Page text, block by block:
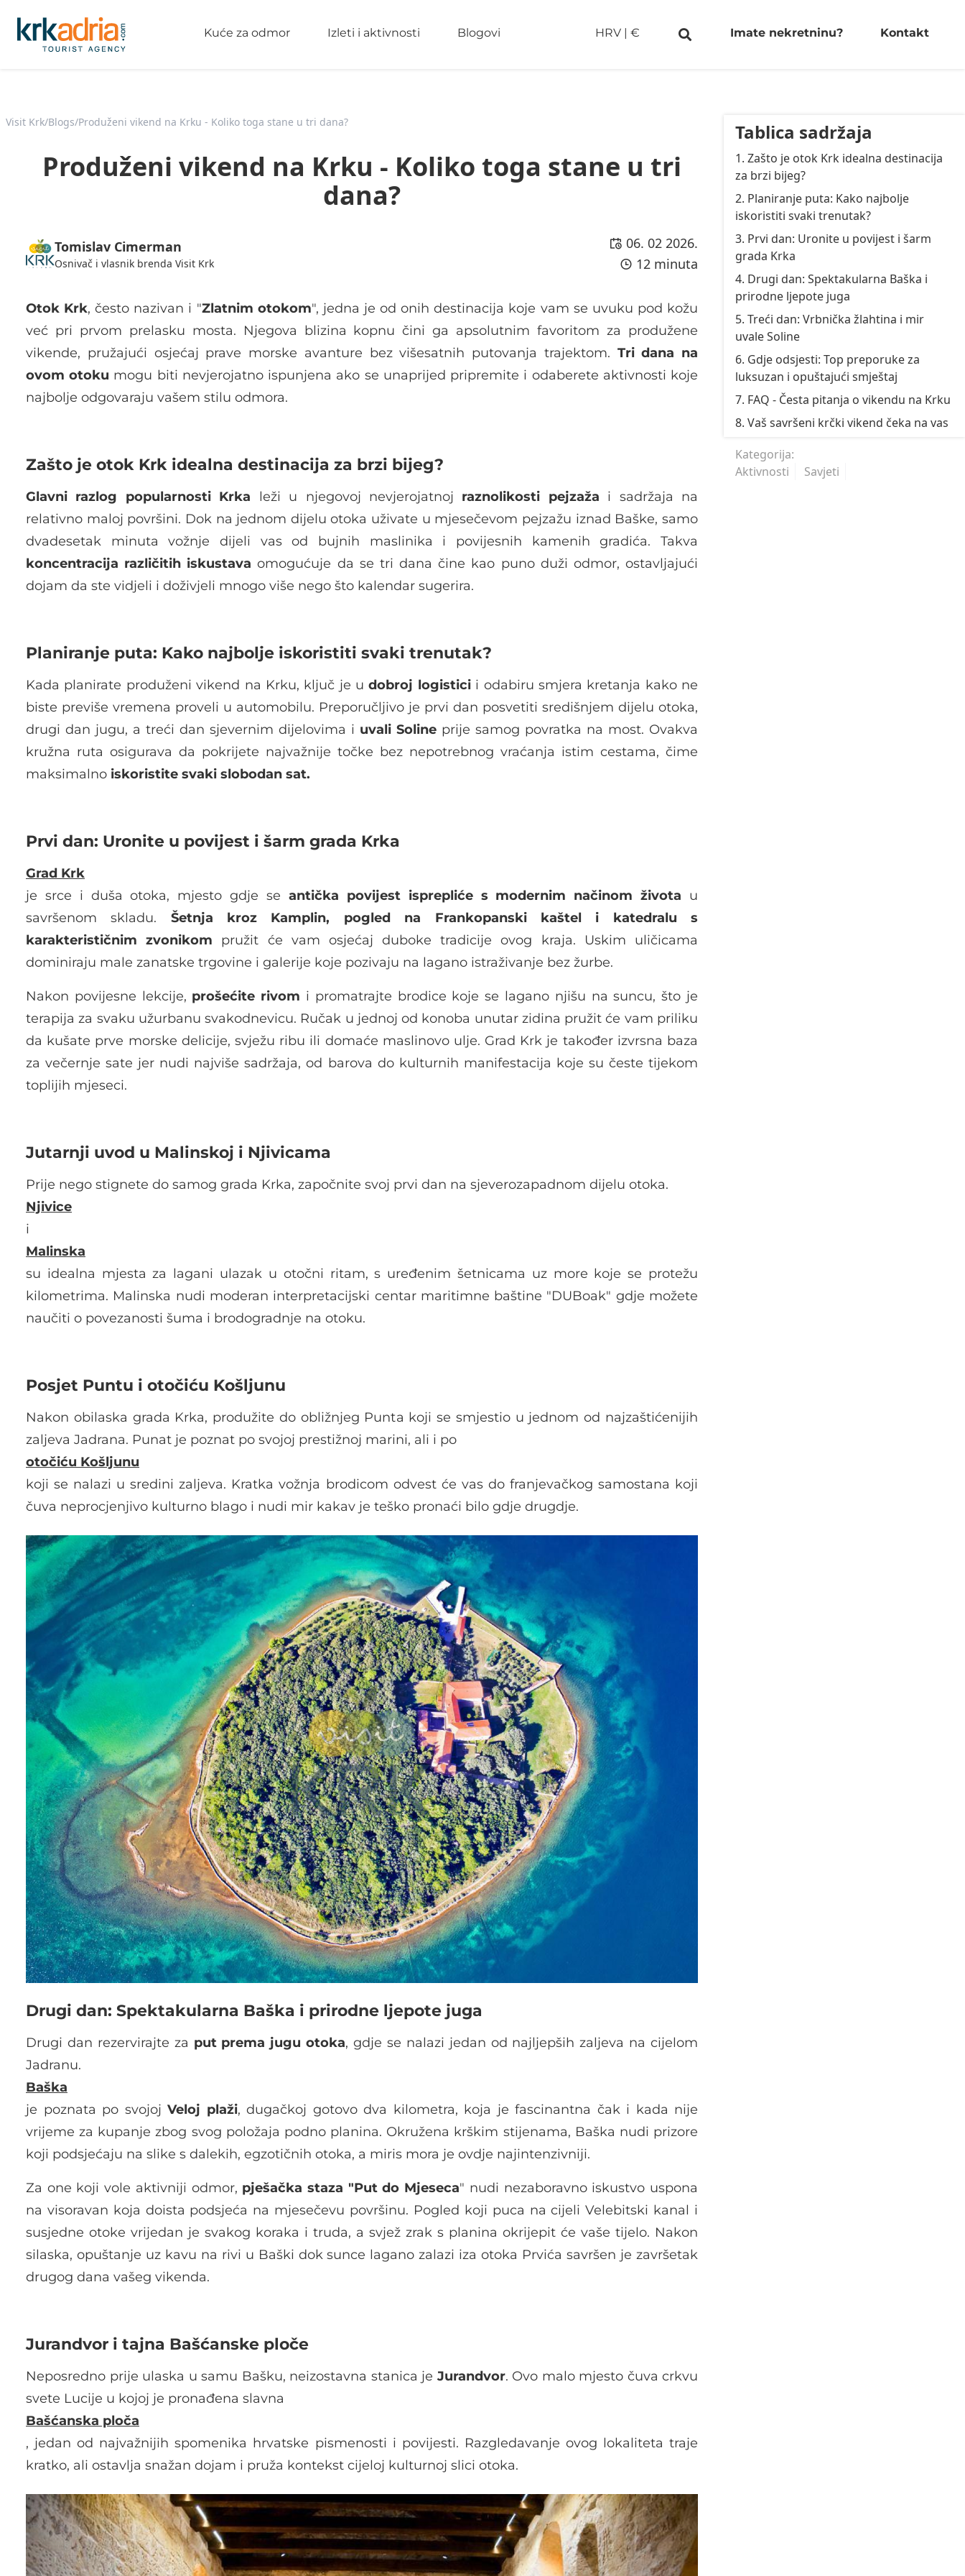
Kuće za odmor Izleti i aktivnosti Blogovi HRV| € Imate nekretninu? Kontakt
Visit Krk/Blogs/Produženi vikend na Krku - Koliko toga stane u tri dana?
Produženi vikend na Krku - Koliko toga stane u tri
dana?
Tomislav Cimerman
Osnivač i vlasnik brenda Visit Krk
06. 02 2026.
12 minuta
Otok Krk, često nazivan i "Zlatnim otokom", jedna je od onih destinacija koje vam se uvuku pod kožu
već pri prvom prelasku mosta. Njegova blizina kopnu čini ga apsolutnim favoritom za produžene
vikende, pružajući osjećaj prave morske avanture bez višesatnih putovanja trajektom. Tri dana na
ovomotoku mogu biti nevjerojatno ispunjena ako se unaprijed pripremite i odaberete aktivnosti koje
najbolje odgovaraju vašem stilu odmora.
Zašto je otok Krk idealna destinacija za brzi bijeg?
Glavni razlog popularnosti Krka leži u njegovoj nevjerojatnoj raznolikosti pejzaža i sadržaja na
relativno maloj površini. Dok na jednom dijelu otoka uživate u mjesečevom pejzažu iznad Baške, samo
dvadesetak minuta vožnje dijeli vas od bujnih maslinika i povijesnih kamenih gradića. Takva
koncentracija različitih iskustava omogućuje da se tri dana čine kao puno duži odmor, ostavljajući
dojam da ste vidjeli i doživjeli mnogo više nego što kalendar sugerira.
Planiranje puta: Kako najbolje iskoristiti svaki trenutak?
Kada planirate produženi vikend na Krku, ključ je udobroj logisticii odabiru smjera kretanja kako ne
biste previše vremena proveli u automobilu. Preporučljivo je prvi dan posvetiti središnjem dijelu otoka,
drugi dan jugu, a treći dan sjevernim dijelovima i uvali Soline prije samog povratka na most. Ovakva
kružna ruta osigurava da pokrijete najvažnije točke bez nepotrebnog vraćanja istim cestama, čime
maksimalno iskoristite svaki slobodan sat.
Prvi dan: Uronite u povijest i šarm grada Krka
Grad Krk
je srce i duša otoka, mjesto gdje se antička povijest isprepliće s modernim načinom života u
savršenom skladu. Šetnja kroz Kamplin, pogled na Frankopanski kaštel i katedralu s
karakterističnim zvonikom pružit će vam osjećaj duboke tradicije ovog kraja. Uskim uličicama
dominiraju male zanatske trgovine i galerije koje pozivaju na lagano istraživanje bez žurbe.
Nakon povijesne lekcije, prošećite rivom i promatrajte brodice koje se lagano njišu na suncu, što je
terapija za svaku užurbanu svakodnevicu. Ručak u jednoj od konoba unutar zidina pružit će vam priliku
da kušate prve morske delicije, svježu ribu ili domaće maslinovo ulje. Grad Krk je također izvrsna baza
za večernje sate jer nudi najviše sadržaja, od barova do kulturnih manifestacija koje su česte tijekom
toplijih mjeseci.
Jutarnji uvod u Malinskoj i Njivicama
Prije nego stignete do samog grada Krka, započnite svoj prvi dan na sjeverozapadnom dijelu otoka.
Njivice
i
Malinska
su idealna mjesta za lagani ulazak u otočni ritam, s uređenim šetnicama uz more koje se protežu
kilometrima. Malinska nudi moderan interpretacijski centar maritimne baštine "DUBoak" gdje možete
naučiti o povezanosti šuma i brodogradnje na otoku.
Posjet Puntu i otočiću Košljunu
Nakon obilaska grada Krka, produžite do obližnjeg Punta koji se smjestio u jednom od najzaštićenijih
zaljeva Jadrana. Punat je poznat po svojoj prestižnoj marini, ali i po
otočiću Košljunu
koji se nalazi u sredini zaljeva. Kratka vožnja brodicom odvest će vas do franjevačkog samostana koji
čuva neprocjenjivo kulturno blago i nudi mir kakav je teško pronaći bilo gdje drugdje.
Drugi dan: Spektakularna Baška i prirodne ljepote juga
Drugi dan rezervirajte za put prema jugu otoka, gdje se nalazi jedan od najljepših zaljeva na cijelom
Jadranu.
Baška
je poznata po svojoj Veloj plaži, dugačkoj gotovo dva kilometra, koja je fascinantna čak i kada nije
vrijeme za kupanje zbog svog položaja podno planina. Okružena krškim stijenama, Baška nudi prizore
koji podsjećaju na slike s dalekih, egzotičnih otoka, a miris mora je ovdje najintenzivniji.
Za one koji vole aktivniji odmor, pješačka staza "Put do Mjeseca" nudi nezaboravno iskustvo uspona
na visoravan koja doista podsjeća na mjesečevu površinu. Pogled koji puca na cijeli Velebitski kanal i
susjedne otoke vrijedan je svakog koraka i truda, a svjež zrak s planina okrijepit će vaše tijelo. Nakon
silaska, opuštanje uz kavu na rivi u Baški dok sunce lagano zalazi iza otoka Prvića savršen je završetak
drugog dana vašeg vikenda.
Jurandvor i tajna Bašćanske ploče
Neposredno prije ulaska u samu Bašku, neizostavna stanica je Jurandvor. Ovo malo mjesto čuva crkvu
svete Lucije u kojoj je pronađena slavna
Bašćanska ploča
, jedan od najvažnijih spomenika hrvatske pismenosti i povijesti. Razgledavanje ovog lokaliteta traje
kratko, ali ostavlja snažan dojam i pruža kontekst cijeloj kulturnoj slici otoka.
Tablica sadržaja
1. Zašto je otok Krk idealna destinacija
za brzi bijeg?
2. Planiranje puta: Kako najbolje
iskoristiti svaki trenutak?
3. Prvi dan: Uronite u povijest i šarm
grada Krka
4. Drugi dan: Spektakularna Baška i
prirodne ljepote juga
5. Treći dan: Vrbnička žlahtina i mir
uvale Soline
6. Gdje odsjesti: Top preporuke za
luksuzan i opuštajući smještaj
7. FAQ - Česta pitanja o vikendu na Krku
8. Vaš savršeni krčki vikend čeka na vas
Kategorija:
Aktivnosti
Savjeti